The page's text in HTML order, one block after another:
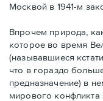
Москвой в 1941-м
Впрочем природа,
которое во время
(называвшиеся
что в гораздо
предназначение) в
мирового